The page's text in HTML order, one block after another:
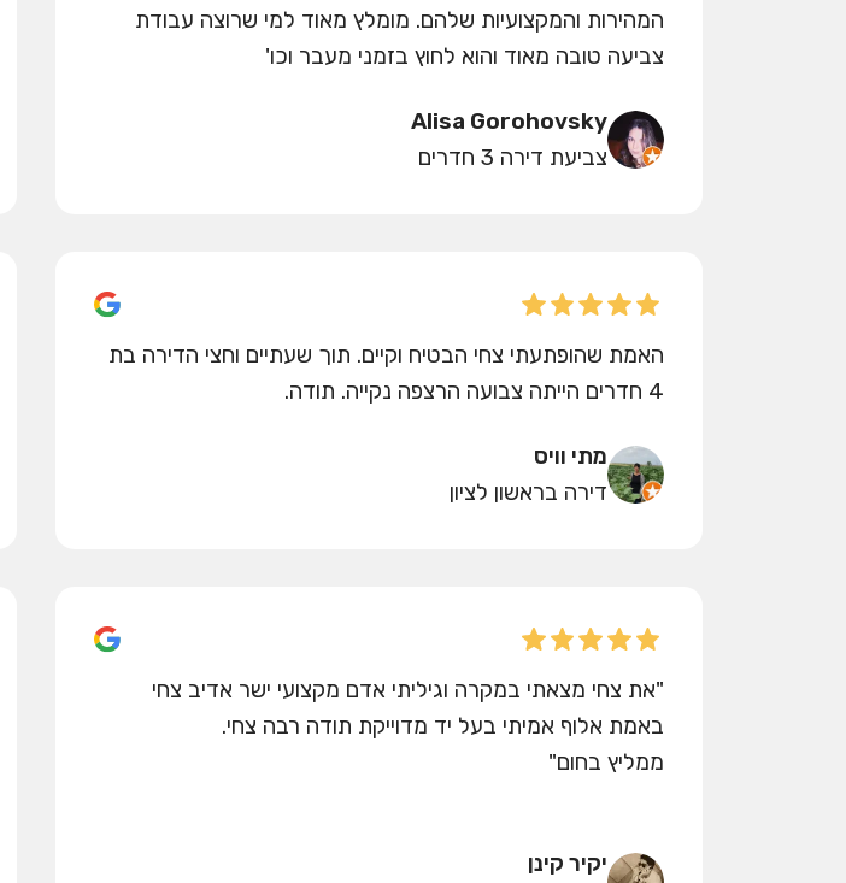
המהירות והמקצועיות שלהם. מומלץ מאוד למי שרוצה עבודת
צביעה טובה מאוד והוא לחוץ בזמני מעבר וכו'
Alisa Gorohovsky
צביעת דירה 3 חדרים
האמת שהופתעתי צחי הבטיח וקיים. תוך שעתיים וחצי הדירה בת
4 חדרים הייתה צבועה הרצפה נקייה. תודה.
מתי וויס
דירה בראשון לציון
"את צחי מצאתי במקרה וגיליתי אדם מקצועי ישר אדיב צחי
באמת אלוף אמיתי בעל יד מדוייקת תודה רבה צחי.
ממליץ בחום"
יקיר קינן